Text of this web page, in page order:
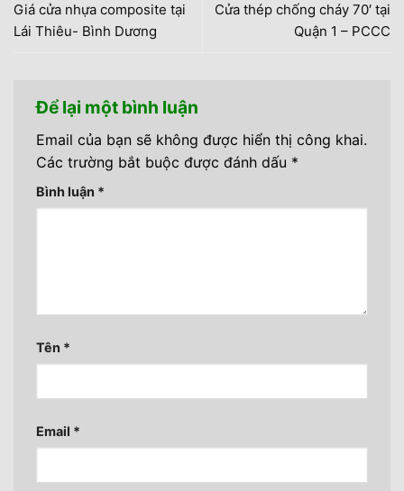
Giá cửa nhựa composite tại
Lái Thiêu- Bình Dương
Cửa thép chống cháy 70′ tại
Quận 1 – PCCC
Để lại một bình luận
Email của bạn sẽ không được hiển thị công khai.
Các trường bắt buộc được đánh dấu *
Bình luận *
Tên *
Email *